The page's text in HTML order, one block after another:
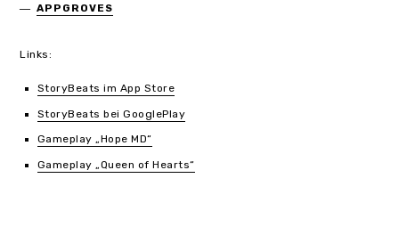
APPGROVES
Links:
StoryBeats im App Store
StoryBeats bei GooglePlay
Gameplay „Hope MD“
Gameplay „Queen of Hearts“